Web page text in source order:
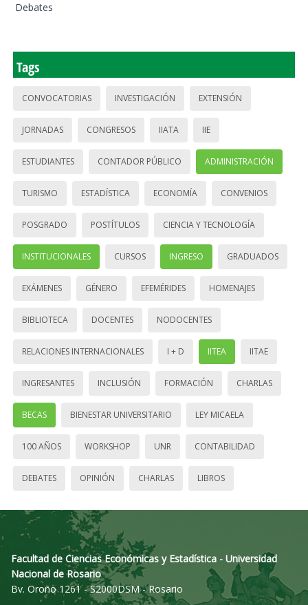
Debates
Tags
CONVOCATORIAS INVESTIGACIÓN EXTENSIÓN
JORNADAS CONGRESOS IIATA IIE
ESTUDIANTES CONTADOR PÚBLICO ADMINISTRACIÓN
TURISMO ESTADÍSTICA ECONOMÍA CONVENIOS
POSGRADO POSTÍTULOS CIENCIA Y TECNOLOGÍA
INSTITUCIONALES CURSOS INGRESO GRADUADOS
EXÁMENES GÉNERO EFEMÉRIDES HOMENAJES
BIBLIOTECA DOCENTES NODOCENTES
RELACIONES INTERNACIONALES I + D IITEA IITAE
INGRESANTES INCLUSIÓN FORMACIÓN CHARLAS
BECAS BIENESTAR UNIVERSITARIO LEY MICAELA
100 AÑOS WORKSHOP UNR CONTABILIDAD
DEBATES OPINIÓN CHARLAS LIBROS
Facultad de Ciencias Económicas y Estadística - Universidad
Nacional de Rosario
Bv. Oroño 1261 - S2000DSM - Rosario